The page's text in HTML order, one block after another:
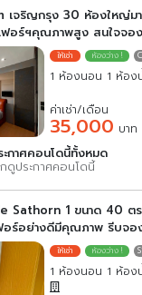
เจริญกรุง 30 ห้องใหญ่
อร์ฯคุณภาพสูง สนใจจอ
1 ห้องนอน 1 ห้อง
ค่าเช่า/เดือน
35,000 บาท
กาศคอนโดนี้ทั้งหมด
ดูประกาศคอนโดนี้
Sathorn 1 ขนาด 40 ต
อร์อย่างดีมีคุณภาพ รีบจอ
1 ห้องนอน 1 ห้อง